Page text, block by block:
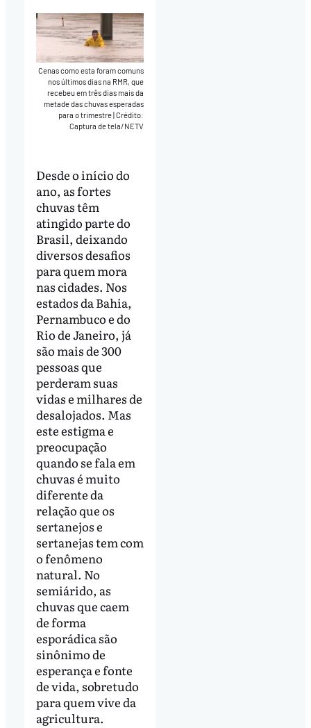
Cenas como esta foram comuns
nos últimos dias na RMR, que
recebeu em três dias mais da
metade das chuvas esperadas
para o trimestre|Crédito:
Captura de tela/NETV
Desde o início do
ano, as fortes
chuvas têm
atingido parte do
Brasil, deixando
diversos desafios
para quem mora
nas cidades. Nos
estados da Bahia,
Pernambuco e do
Rio de Janeiro, já
são mais de 300
pessoas que
perderam suas
vidas e milhares de
desalojados. Mas
este estigma e
preocupação
quando se fala em
chuvas é muito
diferente da
relação que os
sertanejos e
sertanejas tem com
o fenômeno
natural. No
semiárido, as
chuvas que caem
de forma
esporádica são
sinônimo de
esperança e fonte
de vida, sobretudo
para quem vive da
agricultura.